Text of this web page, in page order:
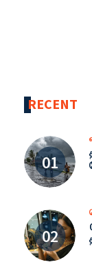
RECENT